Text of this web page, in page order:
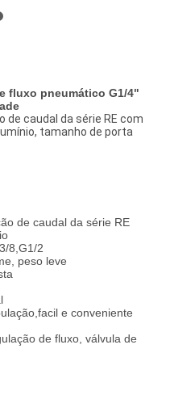
fluxo pneumático G1/4"
de caudal da série RE com
tamanho de porta
de caudal da série RE
8,G1/2
peso leve
e conveniente
de fluxo, válvula de